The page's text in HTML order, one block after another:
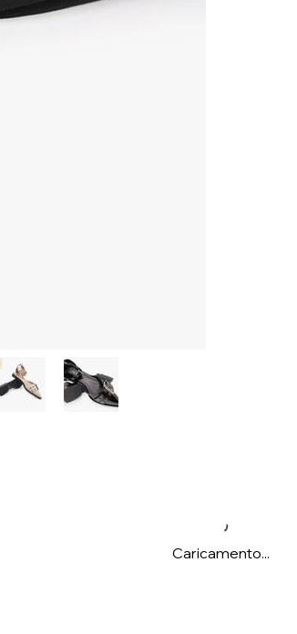
Caricamento...